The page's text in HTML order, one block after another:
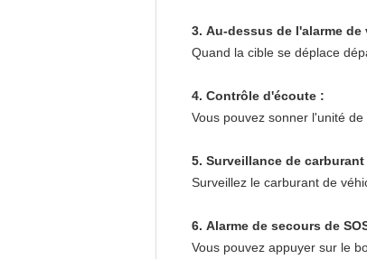
3. Au-dessus de l'alarme de
Quand la cible se déplace
4. Contrôle d'écoute :
Vous pouvez sonner l'unité
5. Surveillance de carburant
Surveillez le carburant de
6. Alarme de secours de
Vous pouvez appuyer sur le